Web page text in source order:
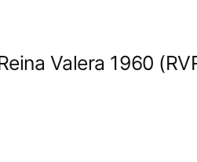
Valera 1960